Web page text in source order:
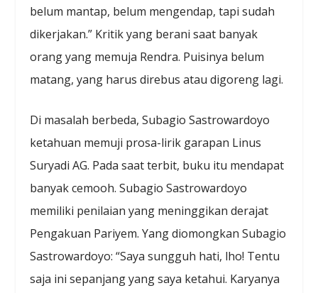
belum mantap, belum mengendap, tapi sudah
dikerjakan.” Kritik yang berani saat banyak
orang yang memuja Rendra. Puisinya belum
matang, yang harus direbus atau digoreng lagi.
Di masalah berbeda, Subagio Sastrowardoyo
ketahuan memuji prosa-lirik garapan Linus
Suryadi AG. Pada saat terbit, buku itu mendapat
banyak cemooh. Subagio Sastrowardoyo
memiliki penilaian yang meninggikan derajat
Pengakuan Pariyem. Yang diomongkan Subagio
Sastrowardoyo: “Saya sungguh hati, lho! Tentu
saja ini sepanjang yang saya ketahui. Karyanya